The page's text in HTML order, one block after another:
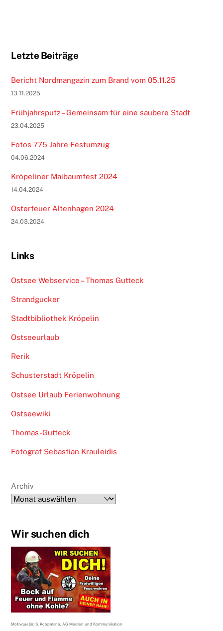
Letzte Beiträge
Bericht Nordmangazin zum Brand vom 05.11.25
13.11.2025
Frühjahrsputz – Gemeinsam für eine saubere Stadt
23.04.2025
Fotos 775 Jahre Festumzug
04.06.2024
Kröpeliner Maibaumfest 2024
14.04.2024
Osterfeuer Altenhagen 2024
24.03.2024
Links
Ostsee Webservice – Thomas Gutteck
Strandgucker
Stadtbibliothek Kröpelin
Ostseeurlaub
Rerik
Schusterstadt Kröpelin
Ostsee Urlaub Ferienwohnung
Ostseewiki
Thomas-Gutteck
Fotograf Sebastian Krauleidis
Archiv
Wir suchen dich
Motivquelle: S. Koopmann, AG Medien und Kommunikation